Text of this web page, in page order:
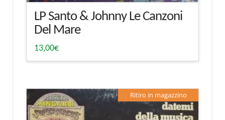
LP Santo & Johnny Le Canzoni
Del Mare
13,00€
Ritiro in magazzino